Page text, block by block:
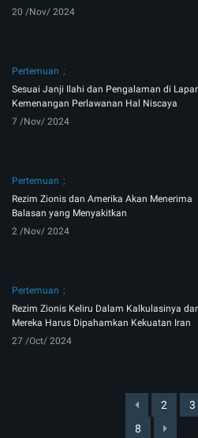
20 /Nov/ 2024
Pertemuan
Sesuai Janji Ilahi dan Pengalaman di
Kemenangan Perlawanan Hal Niscaya
7 /Nov/ 2024
Pertemuan
​​​​​​​Rezim Zionis dan Amerika Akan Menerima
Balasan yang Menyakitkan
2 /Nov/ 2024
Pertemuan
Rezim Zionis Keliru Dalam Kalkulasinya
Mereka Harus Dipahamkan Kekuatan Iran
27 /Oct/ 2024
2 3
8